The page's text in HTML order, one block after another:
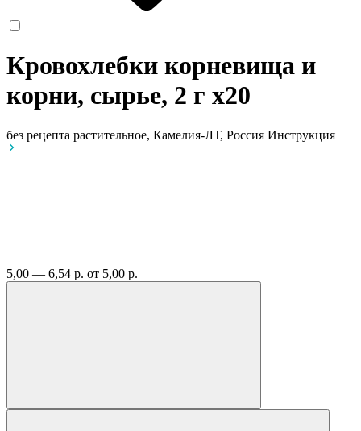
Кровохлебки корневища и
корни, сырье, 2 г x20
без рецепта растительное, Камелия-ЛТ, Россия Инструкция
5,00 — 6,54 р. от 5,00 р.